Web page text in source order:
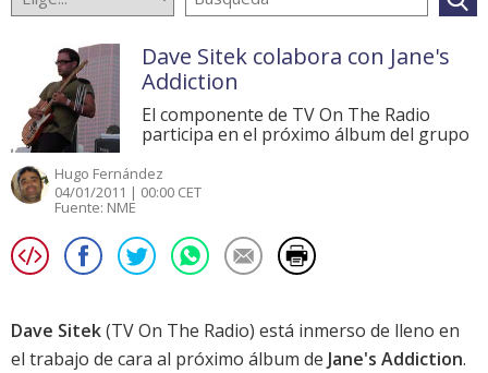
Dave Sitek colabora con Jane's
Addiction
El componente de TV On The Radio
participa en el próximo álbum del grupo
Hugo Fernández
04/01/2011 | 00:00 CET
Fuente: NME
Dave Sitek(TV On The Radio) está inmerso de lleno en
el trabajo de cara al próximo álbum de Jane's Addiction.